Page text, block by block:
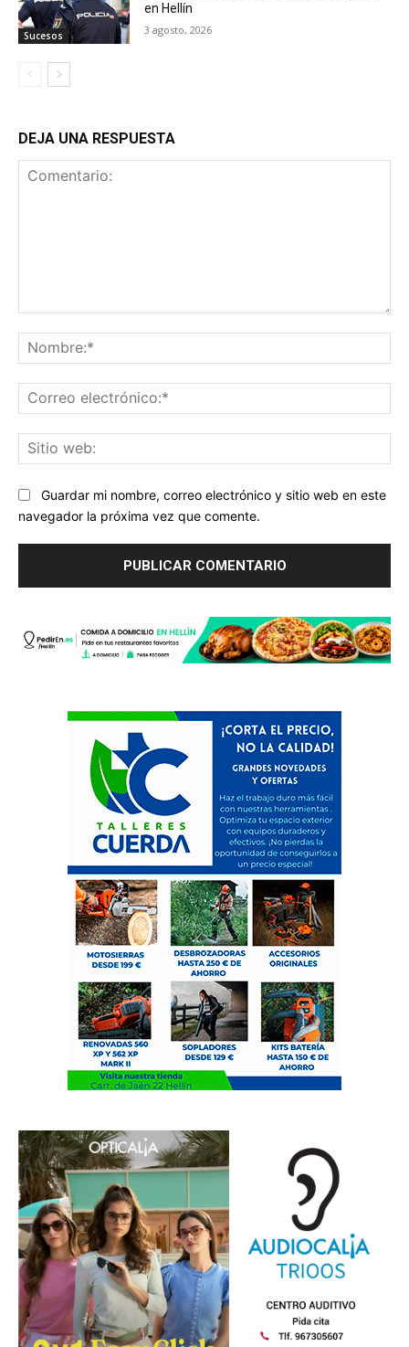
Sucesos
en Hellín
3 agosto, 2026
DEJA UNA RESPUESTA
Guardar mi nombre, correo electrónico y sitio web en este
navegador la próxima vez que comente.